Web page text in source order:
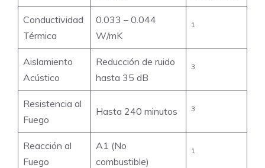
Conductividad
Térmica
0.033 – 0.044
W/mK
1
Aislamiento
Acústico
Reducción de ruido
hasta 35 dB
3
Resistencia al
Fuego
Hasta 240 minutos 3
Reacción al
Fuego
A1 (No
combustible)
1